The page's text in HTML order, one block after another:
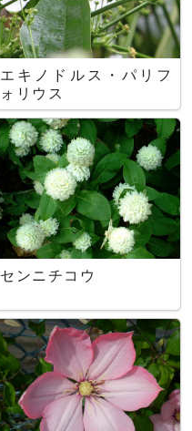
エキノドルス・パリフ
ォリウス
センニチコウ